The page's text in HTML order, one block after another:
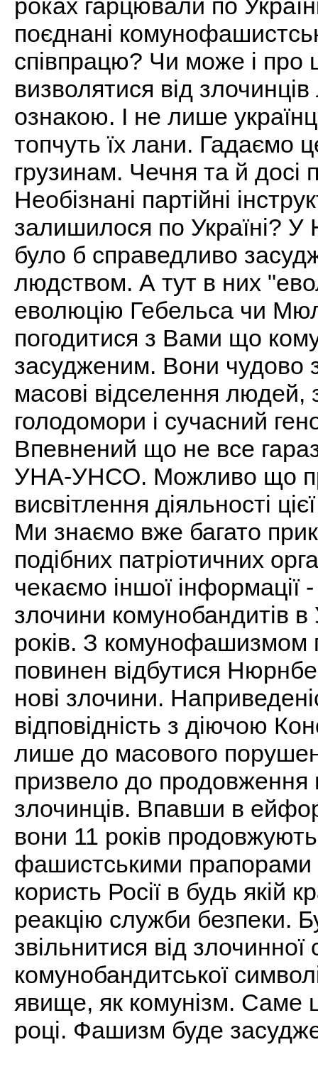
роках гарцювали по
поєднані
співпрацю? Чи може і про
визволятися від
ознакою. І не лише
топчуть їх лани. Гадаємо
грузинам. Чечня та й досі
Необізнані партійні
залишилося по Україні? У
було б справедливо
людством. А тут в них
еволюцію Гебельса чи
погодитися з Вами що
засудженим. Вони чудово
масові відселення людей,
голодомори і сучасний
Впевнений що не все
УНА-УНСО. Можливо що
висвітлення діяльності
Ми знаємо вже багато
подібних патріотичних
чекаємо іншої інформації
злочини комунобандитів в
років. З комунофашизмом
повинен відбутися
нові злочини.
відповідність з діючою
лише до масового
призвело до продовження
злочинців. Впавши в
вони 11 років
фашистськими прапорами
користь Росії в будь якій
реакцію служби безпеки.
звільнитися від
комунобандитської
явище, як комунізм. Саме
році. Фашизм буде